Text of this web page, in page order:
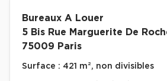
Bureaux A Louer
5 Bis Rue Marguerite De
75009 Paris
Surface : 421 m², non divisibles